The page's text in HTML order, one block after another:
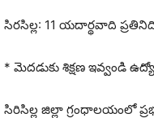
సిరసిల్ల: 11 యదార్థవాది
* మెదడుకు శిక్షణ ఇవ్వండి
సిరిసిల్ల జిల్లా గ్రంధాలయంలో